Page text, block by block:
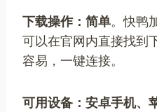
下载操作：简单。快鸭
可以在官网内直接找到
容易，一键连接。
可用设备：安卓手机、